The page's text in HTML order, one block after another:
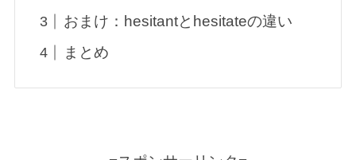
おまけ：hesitantとhesitateの違い
まとめ